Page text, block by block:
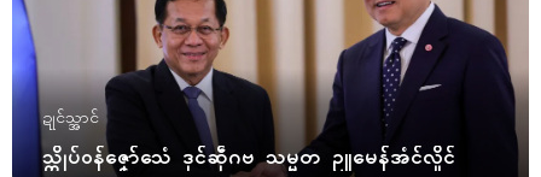
ဍုၚ်သ္အာၚ်
သ္ကိုပ်ဝန်ဇၞော်သေံ ဒုၚ်ဆဵုဂဗ သမ္မတ ဥူမေန်အံၚ်လှိုၚ်